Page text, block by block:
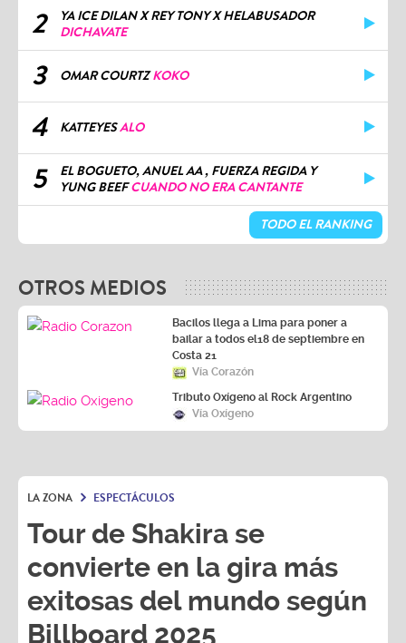
2
YA ICE DILAN X REY TONY X HELABUSADOR
DICHAVATE
3 OMAR COURTZKOKO
4 KATTEYESALO
5
EL BOGUETO, ANUEL AA , FUERZA REGIDA Y
YUNG BEEFCUANDO NO ERA CANTANTE
TODO EL RANKING
OTROS MEDIOS
Bacilos llega a Lima para poner a
bailar a todos el18 de septiembre en
Costa 21
Vía Corazón
Tributo Oxígeno al Rock Argentino
Vía Oxígeno
LA ZONA ESPECTÁCULOS
Tour de Shakira se
convierte en la gira más
exitosas del mundo según
Billboard 2025